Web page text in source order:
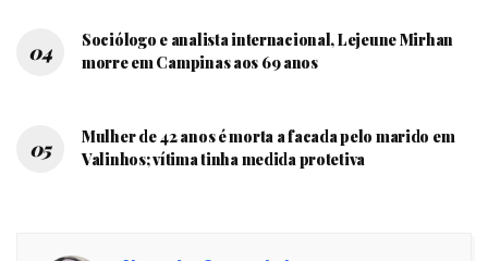
Sociólogo e analista internacional, Lejeune Mirhan
morre em Campinas aos 69 anos
Mulher de 42 anos é morta a facada pelo marido em
Valinhos; vítima tinha medida protetiva